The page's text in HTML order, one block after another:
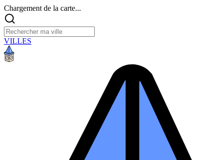
Chargement de la carte...
VILLES